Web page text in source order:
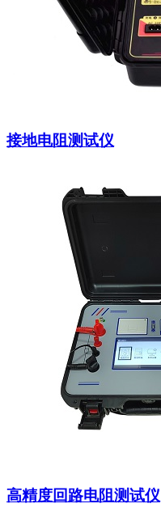
接地电阻测试仪
高精度回路电阻测试仪